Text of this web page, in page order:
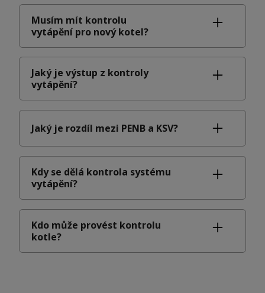
Musím mít kontrolu
vytápění pro nový kotel?
Jaký je výstup z kontroly
vytápění?
Jaký je rozdíl mezi PENB a KSV?
Kdy se dělá kontrola systému
vytápění?
Kdo může provést kontrolu
kotle?